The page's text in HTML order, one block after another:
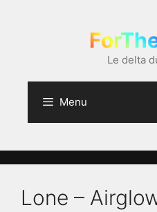
Le delta
Menu
Lone –